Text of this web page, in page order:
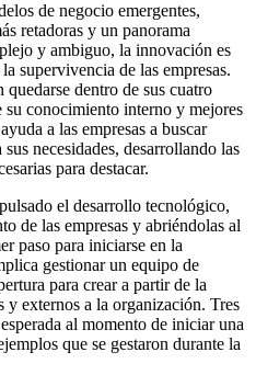
de negocio emergentes,
retadoras y un panorama
y ambiguo, la innovación es
la supervivencia de las empresas.
dentro de sus cuatro
su conocimiento interno y mejores
ayuda a las empresas a buscar
necesidades, desarrollando las
para destacar.
el desarrollo tecnológico,
de las empresas y abriéndolas al
paso para iniciarse en la
gestionar un equipo de
para crear a partir de la
y externos a la organización. Tres
al momento de iniciar una
que se gestaron durante la